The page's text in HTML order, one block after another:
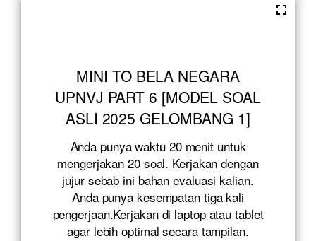
MINI TO BELA NEGARA
UPNVJ PART 6 [MODEL SOAL
ASLI 2025 GELOMBANG 1]
Anda punya waktu 20 menit untuk
mengerjakan 20 soal. Kerjakan dengan
jujur sebab ini bahan evaluasi kalian.
Anda punya kesempatan tiga kali
pengerjaan.Kerjakan di laptop atau tablet
agar lebih optimal secara tampilan.